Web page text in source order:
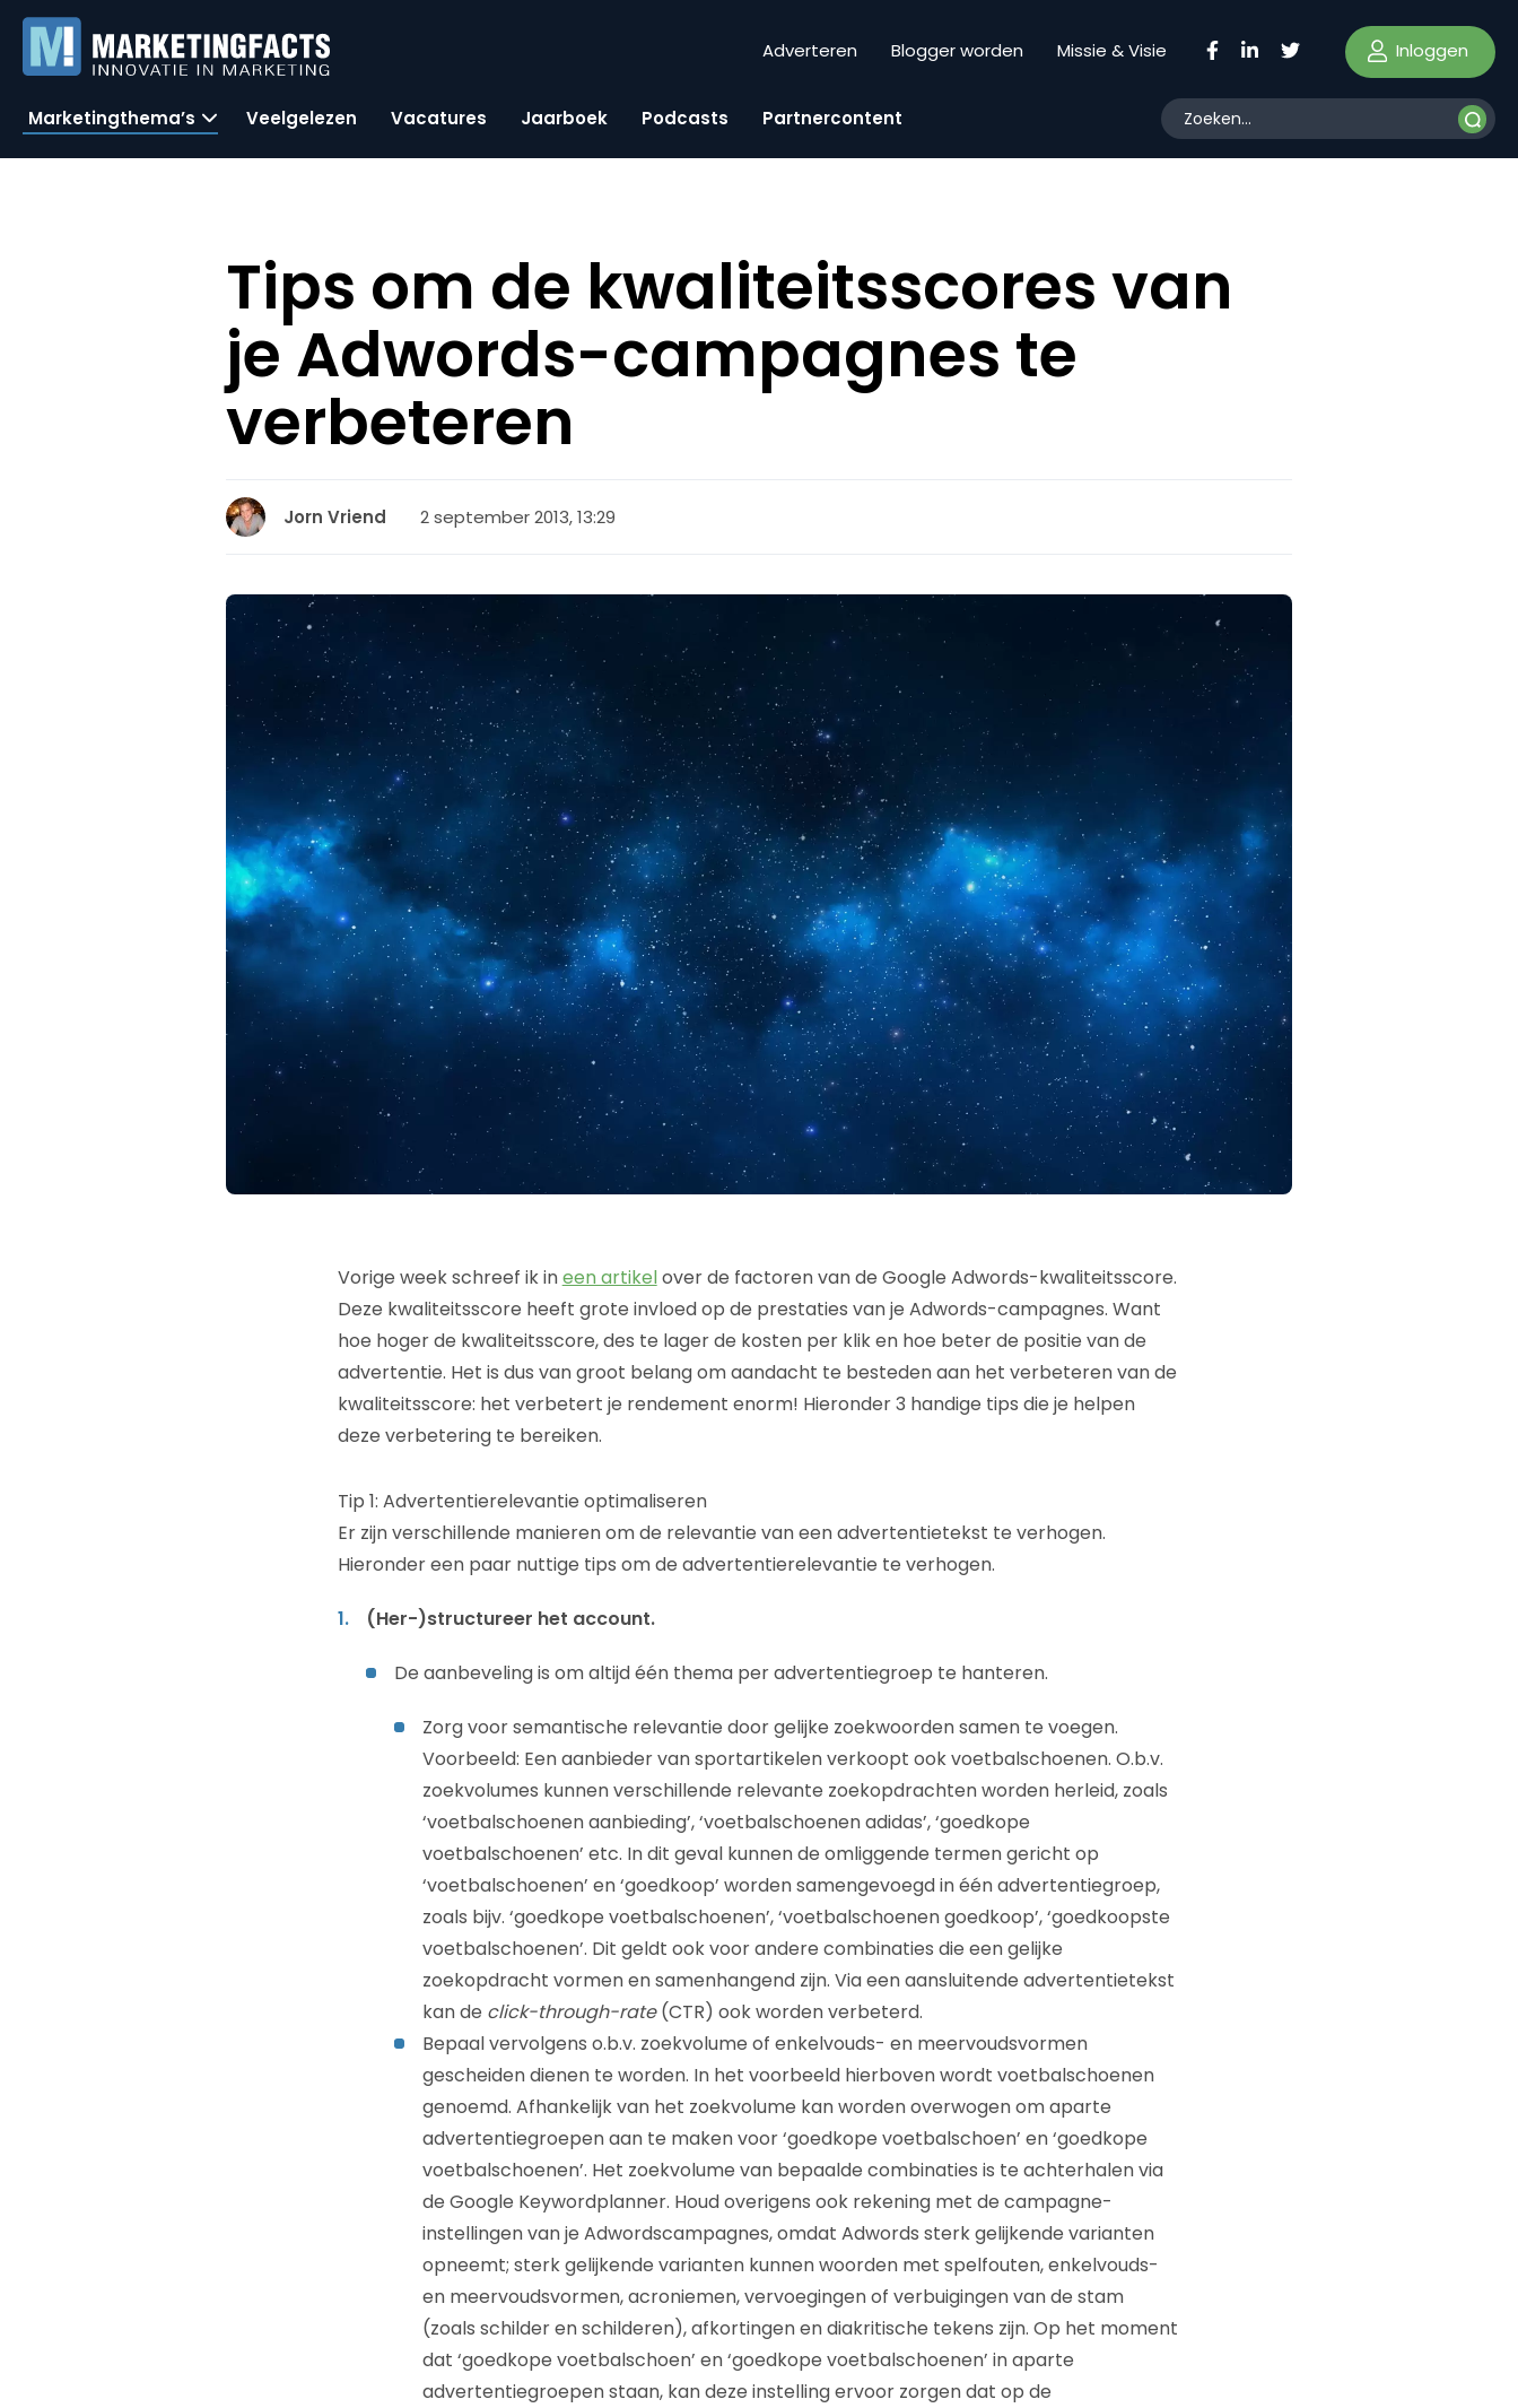
Adverteren Blogger worden Missie & Visie Inloggen
Marketingthema’s Veelgelezen Vacatures Jaarboek Podcasts Partnercontent
Tips om de kwaliteitsscores van
je Adwords-campagnes te
verbeteren
Jorn Vriend 2 september 2013, 13:29
Vorige week schreef ik ineen artikelover de factoren van de Google Adwords-kwaliteitsscore.
Deze kwaliteitsscore heeft grote invloed op de prestaties van je Adwords-campagnes. Want
hoe hoger de kwaliteitsscore, des te lager de kosten per klik en hoe beter de positie van de
advertentie. Het is dus van groot belang om aandacht te besteden aan het verbeteren van de
kwaliteitsscore: het verbetert je rendement enorm! Hieronder 3 handige tips die je helpen
deze verbetering te bereiken.
Tip 1: Advertentierelevantie optimaliseren
Er zijn verschillende manieren om de relevantie van een advertentietekst te verhogen.
Hieronder een paar nuttige tips om de advertentierelevantie te verhogen.
(Her-)structureer het account.
De aanbeveling is om altijd één thema per advertentiegroep te hanteren.
Zorg voor semantische relevantie door gelijke zoekwoorden samen te voegen.
Voorbeeld: Een aanbieder van sportartikelen verkoopt ook voetbalschoenen. O.b.v.
zoekvolumes kunnen verschillende relevante zoekopdrachten worden herleid, zoals
‘voetbalschoenen aanbieding’, ‘voetbalschoenen adidas’, ‘goedkope
voetbalschoenen’ etc. In dit geval kunnen de omliggende termen gericht op
‘voetbalschoenen’ en ‘goedkoop’ worden samengevoegd in één advertentiegroep,
zoals bijv. ‘goedkope voetbalschoenen’, ‘voetbalschoenen goedkoop’, ‘goedkoopste
voetbalschoenen’. Dit geldt ook voor andere combinaties die een gelijke
zoekopdracht vormen en samenhangend zijn. Via een aansluitende advertentietekst
kan de click-through-rate(CTR) ook worden verbeterd.
Bepaal vervolgens o.b.v. zoekvolume of enkelvouds- en meervoudsvormen
gescheiden dienen te worden. In het voorbeeld hierboven wordt voetbalschoenen
genoemd. Afhankelijk van het zoekvolume kan worden overwogen om aparte
advertentiegroepen aan te maken voor ‘goedkope voetbalschoen’ en ‘goedkope
voetbalschoenen’. Het zoekvolume van bepaalde combinaties is te achterhalen via
de Google Keywordplanner. Houd overigens ook rekening met de campagne-
instellingen van je Adwordscampagnes, omdat Adwords sterk gelijkende varianten
opneemt; sterk gelijkende varianten kunnen woorden met spelfouten, enkelvouds-
en meervoudsvormen, acroniemen, vervoegingen of verbuigingen van de stam
(zoals schilder en schilderen), afkortingen en diakritische tekens zijn. Op het moment
dat ‘goedkope voetbalschoen’ en ‘goedkope voetbalschoenen’ in aparte
advertentiegroepen staan, kan deze instelling ervoor zorgen dat op de